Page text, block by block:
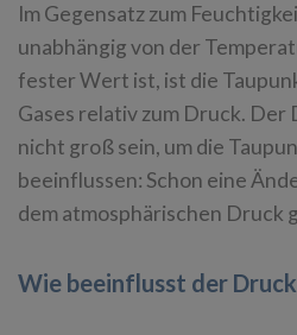
Im Gegensatz zum
unabhängig von der
fester Wert ist, ist die
Gases relativ zum Druck.
nicht groß sein, um die
beeinflussen: Schon eine
dem atmosphärischen Druck
Wie beeinflusst der